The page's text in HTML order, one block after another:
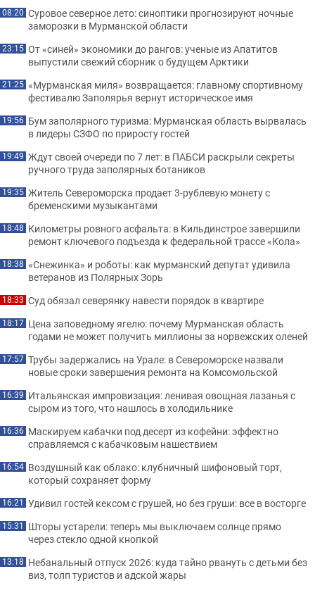
08:20 Суровое северное лето: синоптики прогнозируют ночные
заморозки в Мурманской области
23:15 От «синей» экономики до рангов: ученые из Апатитов
выпустили свежий сборник о будущем Арктики
21:25 «Мурманская миля» возвращается: главному спортивному
фестивалю Заполярья вернут историческое имя
19:56 Бум заполярного туризма: Мурманская область вырвалась
в лидеры СЗФО по приросту гостей
19:49 Ждут своей очереди по 7 лет: в ПАБСИ раскрыли секреты
ручного труда заполярных ботаников
19:35 Житель Североморска продает 3-рублевую монету с
бременскими музыкантами
18:48 Километры ровного асфальта: в Кильдинстрое завершили
ремонт ключевого подъезда к федеральной трассе «Кола»
18:38 «Снежинка» и роботы: как мурманский депутат удивила
ветеранов из Полярных Зорь
18:33 Суд обязал северянку навести порядок в квартире
18:17 Цена заповедному ягелю: почему Мурманская область
годами не может получить миллионы за норвежских оленей
17:57 Трубы задержались на Урале: в Североморске назвали
новые сроки завершения ремонта на Комсомольской
16:39 Итальянская импровизация: ленивая овощная лазанья с
сыром из того, что нашлось в холодильнике
16:36 Маскируем кабачки под десерт из кофейни: эффектно
справляемся с кабачковым нашествием
16:54 Воздушный как облако: клубничный шифоновый торт,
который сохраняет форму
16:21 Удивил гостей кексом с грушей, но без груши: все в восторге
15:31 Шторы устарели: теперь мы выключаем солнце прямо
через стекло одной кнопкой
13:18 Небанальный отпуск 2026: куда тайно рвануть с детьми без
виз, толп туристов и адской жары